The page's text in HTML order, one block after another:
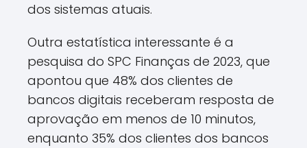
dos sistemas atuais.
Outra estatística interessante é a
pesquisa do SPC Finanças de 2023, que
apontou que 48% dos clientes de
bancos digitais receberam resposta de
aprovação em menos de 10 minutos,
enquanto 35% dos clientes dos bancos